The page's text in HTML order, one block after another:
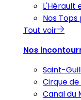
L'Hérault
Nos
Tout voir
Nos
Saint-
Cirque
Canal du